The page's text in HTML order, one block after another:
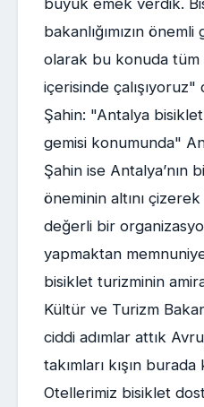
büyük emek verdik.
bakanlığımızın
olarak bu konuda tüm
içerisinde
Şahin: "Antalya
gemisi konumunda"
Şahin ise Antalya’nın
öneminin altını
değerli bir
yapmaktan
bisiklet turizminin
Kültür ve Turizm
ciddi adımlar attık
takımları kışın
Otellerimiz bisiklet